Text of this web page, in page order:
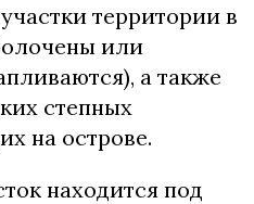
территории в
или
а также
степных
на острове.
находится под